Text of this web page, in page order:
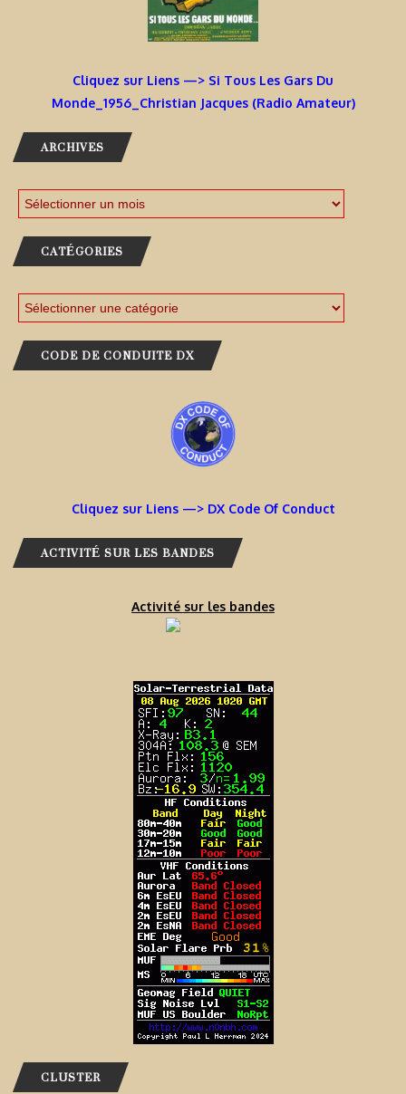
Cliquez sur Liens —> Si Tous Les Gars Du
Monde_1956_Christian Jacques (Radio Amateur)
ARCHIVES
CATÉGORIES
CODE DE CONDUITE DX
Cliquez sur Liens —> DX Code Of Conduct
ACTIVITÉ SUR LES BANDES
Activité sur les bandes
CLUSTER